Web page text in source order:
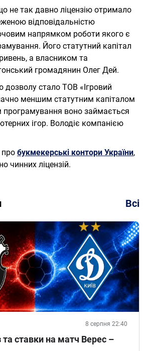
не так давно ліцензію отримало
відповідальністю
напрямком роботи якого є
Його статутний капітал
а власником та
громадянин Олег Дей.
дозволу стало ТОВ «Ігровий
меншим статутним капіталом
програмування воно займається
ігор. Володіє компанією
про букмекерські контори України,
чинних ліцензій.
Всі
8 серпня 22:40
та ставки на матч Верес –